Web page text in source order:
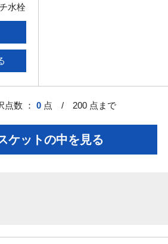
水栓
点数 ： 0 点 / 200 点まで
ケットの中を見る